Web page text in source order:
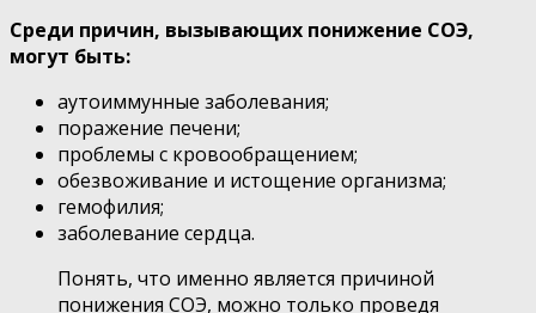
Среди причин, вызывающих понижение СОЭ,
могут быть:
аутоиммунные заболевания;
поражение печени;
проблемы с кровообращением;
обезвоживание и истощение организма;
гемофилия;
заболевание сердца.
Понять, что именно является причиной
понижения СОЭ, можно только проведя